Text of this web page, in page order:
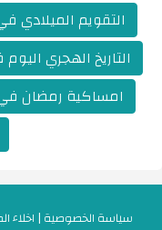
التقويم الميلادي
التاريخ الهجري
امساكية رمضان
سياسة الخصوصية | اخلاء